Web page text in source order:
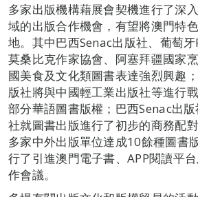
多家出版機構藉展會契機進行了深
域的出版合作機會，有望將澳門特
地。其中巴西Senac出版社、葡萄牙
莫桑比克作家協會、阿塞拜疆國家
國美食及文化類圖書表達強烈興趣
版社將與中國輕工業出版社等進行
部分華語圖書版權；巴西Senac出
社就圖書出版進行了初步的商務配
多家中外出版單位達成10餘種圖書
行了引進澳門電子書、APP閱讀平
作會議。